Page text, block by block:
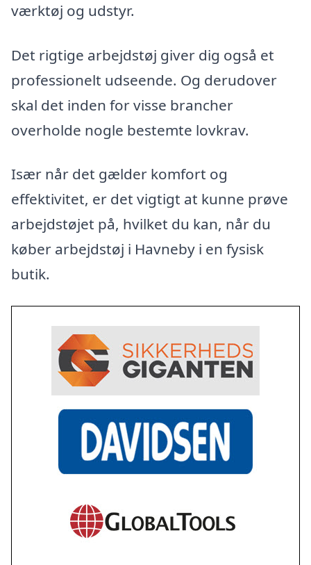
værktøj og udstyr.
Det rigtige arbejdstøj giver dig også et
professionelt udseende. Og derudover
skal det inden for visse brancher
overholde nogle bestemte lovkrav.
Især når det gælder komfort og
effektivitet, er det vigtigt at kunne prøve
arbejdstøjet på, hvilket du kan, når du
køber arbejdstøj i Havneby i en fysisk
butik.